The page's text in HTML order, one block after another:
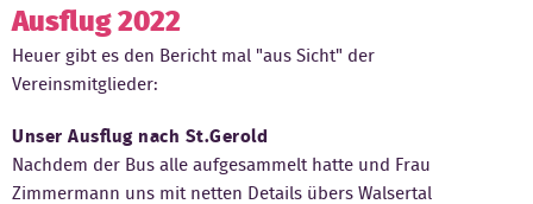
Angebot
Der Verein
Ausflug 2022
Heuer gibt es den Bericht mal "aus Sicht" der
Vereinsmitglieder:
Unser Ausflug nach St.Gerold
Nachdem der Bus alle aufgesammelt hatte und Frau
Zimmermann uns mit netten Details übers Walsertal